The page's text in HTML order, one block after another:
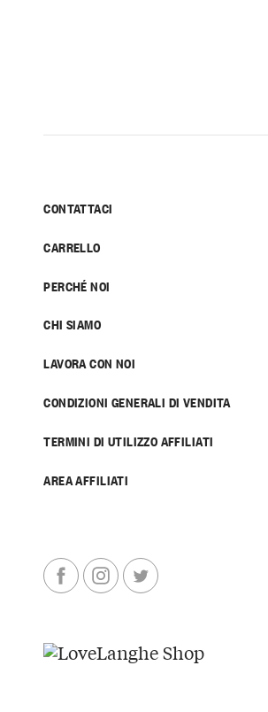
CONTATTACI
CARRELLO
PERCHÉ NOI
CHI SIAMO
LAVORA CON NOI
CONDIZIONI GENERALI DI VENDITA
TERMINI DI UTILIZZO AFFILIATI
AREA AFFILIATI